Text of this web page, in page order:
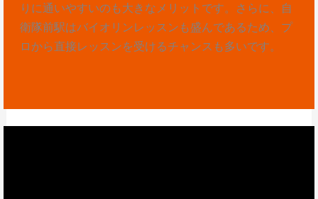
りに通いやすいのも大きなメリットです。さらに、自
衛隊前駅はバイオリンレッスンも盛んであるため、プ
ロから直接レッスンを受けるチャンスも多いです。